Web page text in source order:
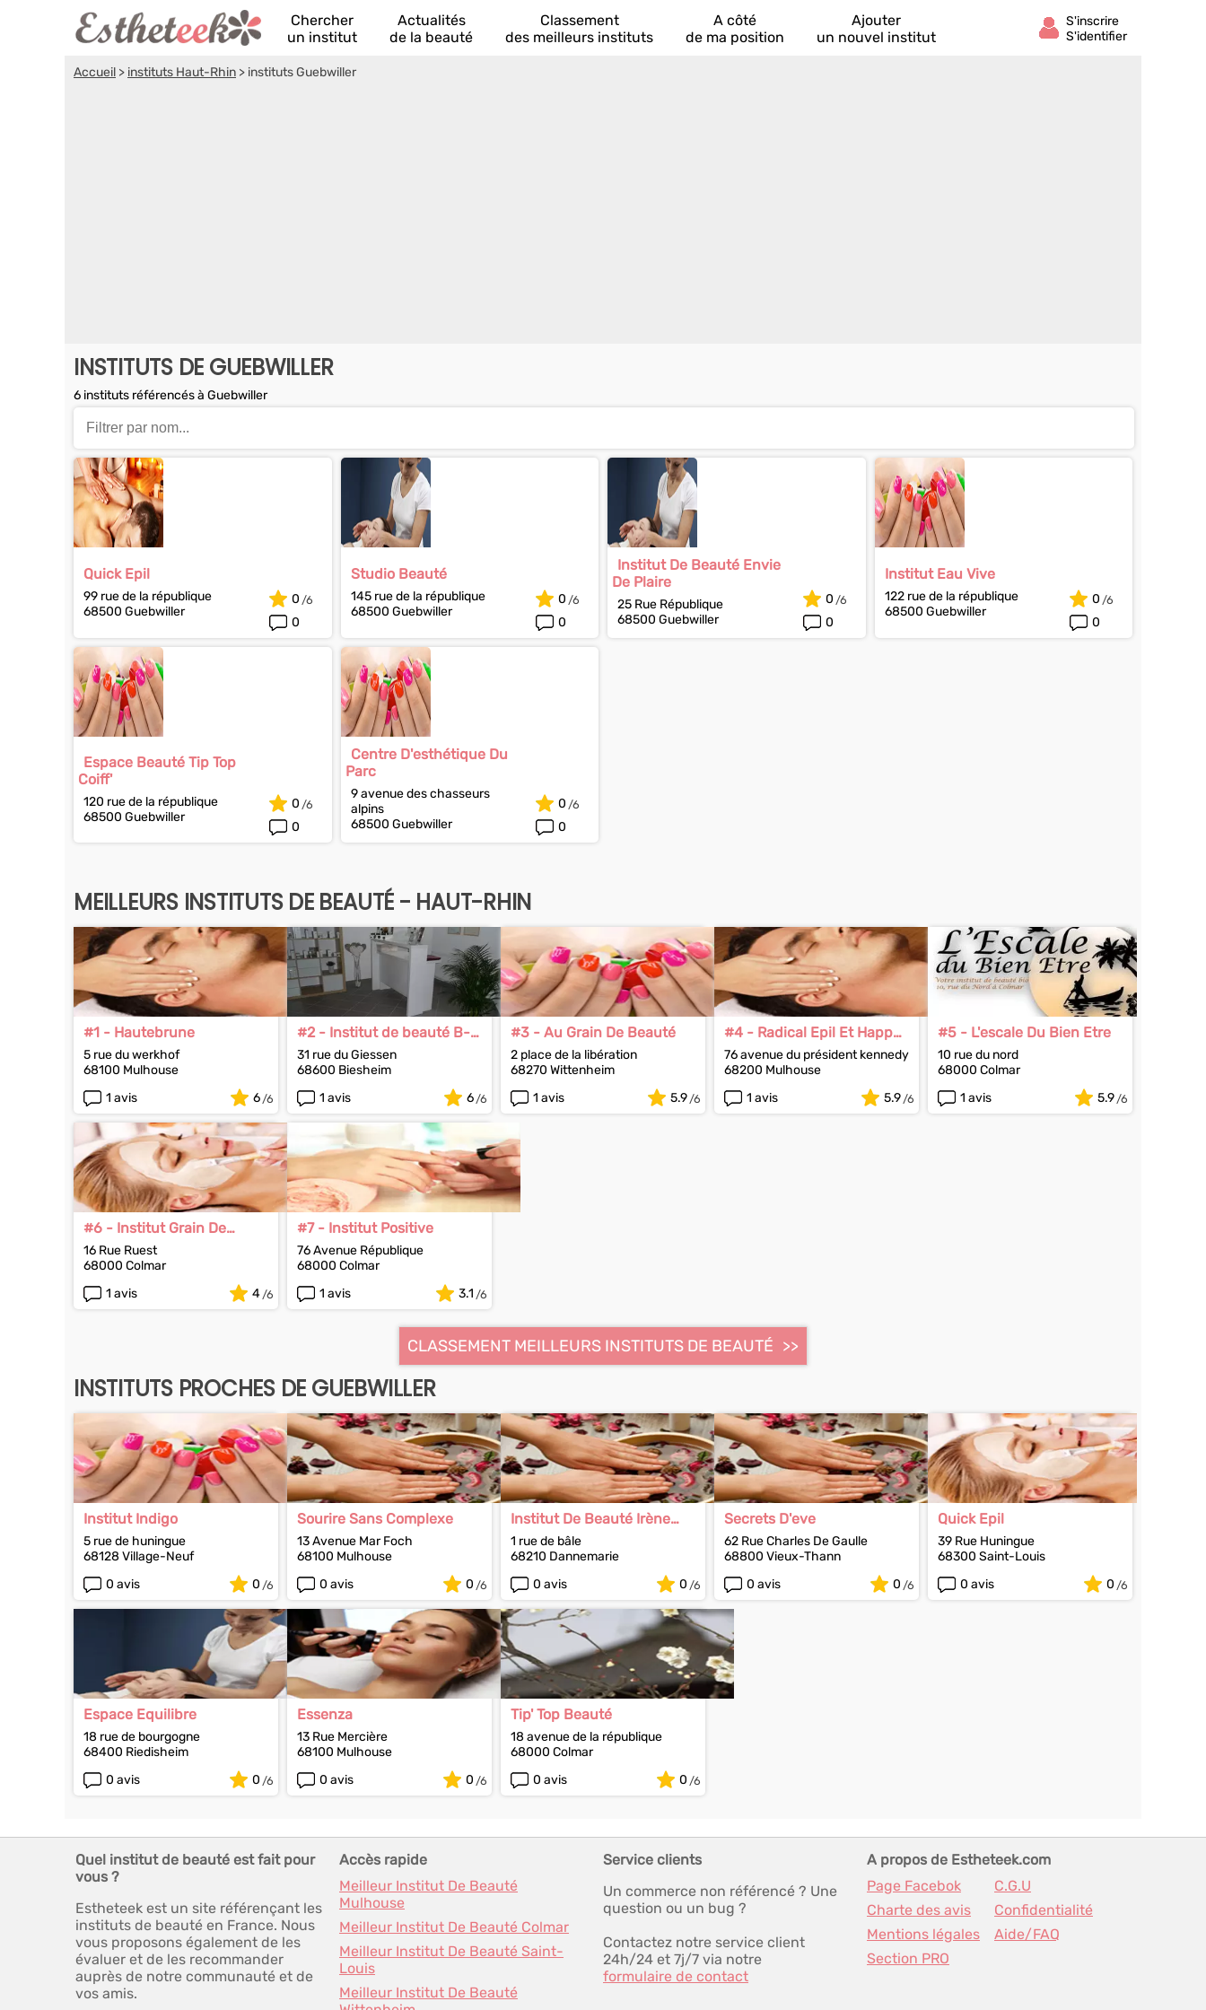
Chercher
un institut
Actualités
de la beauté
Classement
des meilleurs instituts
A côté
de ma position
Ajouter
un nouvel institut
Accueil > instituts Haut-Rhin > instituts Guebwiller
INSTITUTS DE GUEBWILLER
6 instituts référencés à Guebwiller
Quick Epil
99 rue de la république
68500 Guebwiller
0
0
Studio Beauté
145 rue de la république
68500 Guebwiller
0
0
Institut De Beauté Envie
De Plaire
25 Rue République
68500 Guebwiller
0
0
Institut Eau Vive
122 rue de la république
68500 Guebwiller
0
0
Espace Beauté Tip Top
Coiff'
120 rue de la république
68500 Guebwiller
0
0
Centre D'esthétique Du
Parc
9 avenue des chasseurs
alpins
68500 Guebwiller
0
0
MEILLEURS INSTITUTS DE BEAUTÉ - HAUT-RHIN
#1 - Hautebrune
5 rue du werkhof
68100 Mulhouse
1 avis
6
#2 - Institut de beauté B-
Attitude
31 rue du Giessen
68600 Biesheim
1 avis
6
#3 - Au Grain De Beauté
2 place de la libération
68270 Wittenheim
1 avis
5.9
#4 - Radical Epil Et Happy
Sourrire
76 avenue du président kennedy
68200 Mulhouse
1 avis
5.9
#5 - L'escale Du Bien Etre
10 rue du nord
68000 Colmar
1 avis
5.9
#6 - Institut Grain De
Beauté
16 Rue Ruest
68000 Colmar
1 avis
4
#7 - Institut Positive
76 Avenue République
68000 Colmar
1 avis
3.1
CLASSEMENT MEILLEURS INSTITUTS DE BEAUTÉ
INSTITUTS PROCHES DE GUEBWILLER
Institut Indigo
5 rue de huningue
68128 Village-Neuf
0 avis
0
Sourire Sans Complexe
13 Avenue Mar Foch
68100 Mulhouse
0 avis
0
Institut De Beauté Irène
Walter
1 rue de bâle
68210 Dannemarie
0 avis
0
Secrets D'eve
62 Rue Charles De Gaulle
68800 Vieux-Thann
0 avis
0
Quick Epil
39 Rue Huningue
68300 Saint-Louis
0 avis
0
Espace Equilibre
18 rue de bourgogne
68400 Riedisheim
0 avis
0
Essenza
13 Rue Mercière
68100 Mulhouse
0 avis
0
Tip' Top Beauté
18 avenue de la république
68000 Colmar
0 avis
0
Quel institut de beauté est fait pour
vous ?
Estheteek est un site référençant les
instituts de beauté en France. Nous
vous proposons également de les
évaluer et de les recommander
auprès de notre communauté et de
vos amis.
Accès rapide
Meilleur Institut De Beauté
Mulhouse
Meilleur Institut De Beauté Colmar
Meilleur Institut De Beauté Saint-
Louis
Meilleur Institut De Beauté
Service clients
Un commerce non référencé ? Une
question ou un bug ?
Contactez notre service client
24h/24 et 7j/7 via notre
formulaire de contact
A propos de Estheteek.com
Page Facebok
C.G.U
Charte des avis
Confidentialité
Mentions légales
Aide/FAQ
Section PRO